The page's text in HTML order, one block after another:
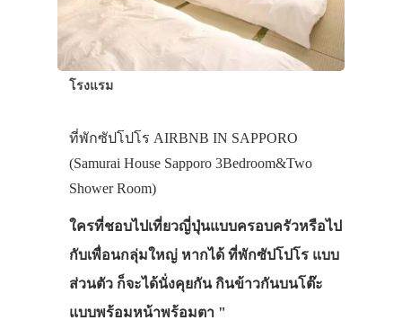
โรงแรม
ที่พักซัปโปโร AIRBNB IN SAPPORO
(Samurai House Sapporo 3Bedroom&Two
Shower Room)
ใครที่ชอบไปเที่ยวญี่ปุ่นแบบครอบครัวหรือไป
กับเพื่อนกลุ่มใหญ่ หากได้ ที่พักซัปโปโร แบบ
ส่วนตัว ก็จะได้นั่งคุยกัน กินข้าวกันบนโต๊ะ
แบบพร้อมหน้าพร้อมตา "